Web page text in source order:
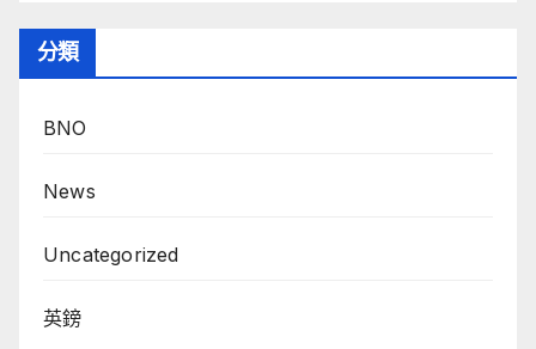
分類
BNO
News
Uncategorized
英鎊